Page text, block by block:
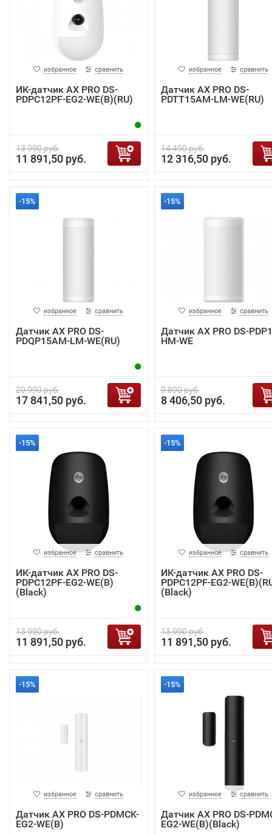
избранное сравнить
ИК-датчик AX PRO DS-
PDPC12PF-EG2-WE(B)(RU)
13 990 руб.
11 891,50 руб.
избранное сравнить
Датчик AX PRO DS-
PDTT15AM-LM-WE(RU)
14 490 руб.
12 316,50 руб.
-15%
избранное сравнить
Датчик AX PRO DS-
PDQP15AM-LM-WE(RU)
20 990 руб.
17 841,50 руб.
-15%
избранное сравнить
Датчик AX PRO DS-
HM-WE
9 890 руб.
8 406,50 руб.
-15%
избранное сравнить
ИК-датчик AX PRO DS-
PDPC12PF-EG2-WE(B)
(Black)
13 990 руб.
11 891,50 руб.
-15%
избранное сравнить
ИК-датчик AX PRO DS-
PDPC12PF-EG2-
(Black)
13 990 руб.
11 891,50 руб.
-15%
избранное сравнить
Датчик AX PRO DS-PDMCK-
EG2-WE(B)
-15%
избранное сравнить
Датчик AX PRO DS-
EG2-WE(B)(Black)